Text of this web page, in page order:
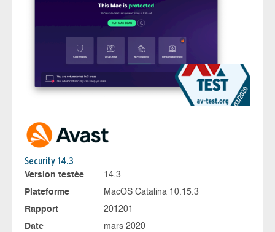
Security 14.3
Version testée
14.3
Plateforme
MacOS Catalina 10.15.3
Rapport
201201
Date
mars 2020